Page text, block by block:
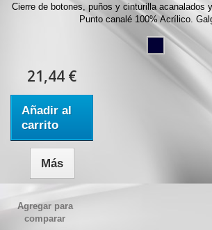
Cierre de botones, puños y cinturilla acanalados
Punto canalé 100% Acrílico.
21,44 €
Añadir al
carrito
Más
Agregar para
comparar